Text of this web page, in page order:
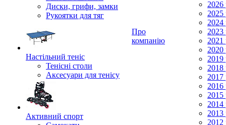
Диски, грифи, замки
Рукоятки для тяг
Настільний теніс
Тенісні столи
Аксесуари для тенісу
Активний спорт
Про
компанію
2026
2025
2024
2023
2021
2020
2019
2018
2017
2016
2015
2014
2013
2012